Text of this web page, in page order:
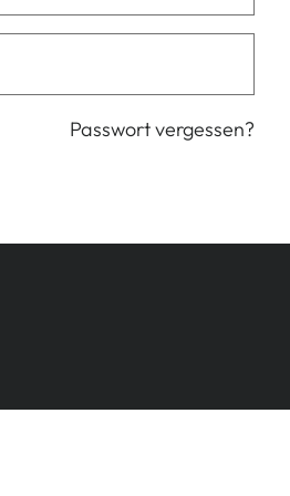
Passwort vergessen?